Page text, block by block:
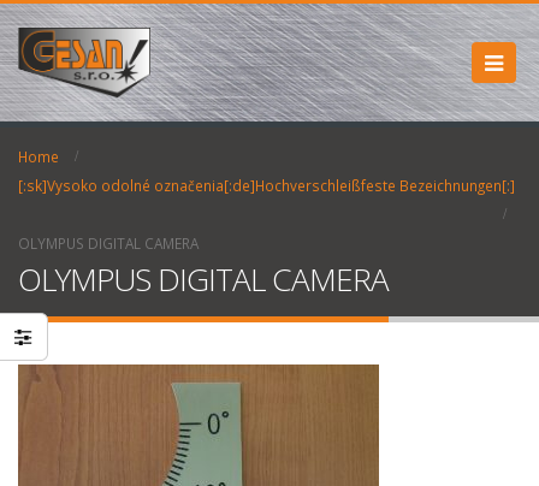
Home
[:sk]Vysoko odolné označenia[:de]Hochverschleißfeste Bezeichnungen[:]
OLYMPUS DIGITAL CAMERA
OLYMPUS DIGITAL CAMERA